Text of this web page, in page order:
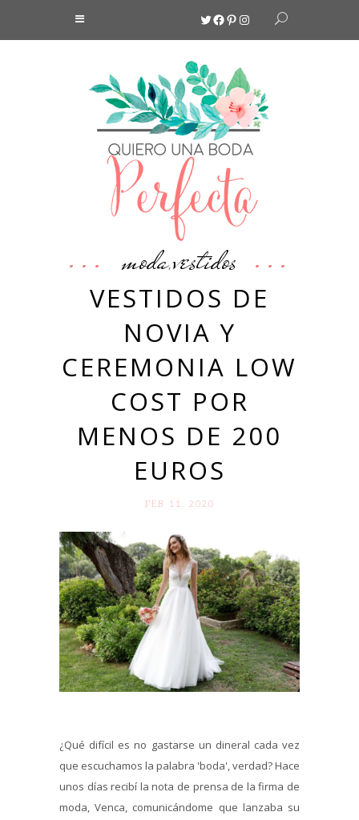
Twitter
Facebook
Pinterest
Instagram
moda,vestidos
VESTIDOS DE
NOVIA Y
CEREMONIA LOW
COST POR
MENOS DE 200
EUROS
FEB 11. 2020
¿Qué difícil es no gastarse un dineral cada vez
que escuchamos la palabra 'boda', verdad? Hace
unos días recibí la nota de prensa de la firma de
moda, Venca, comunicándome que lanzaba su